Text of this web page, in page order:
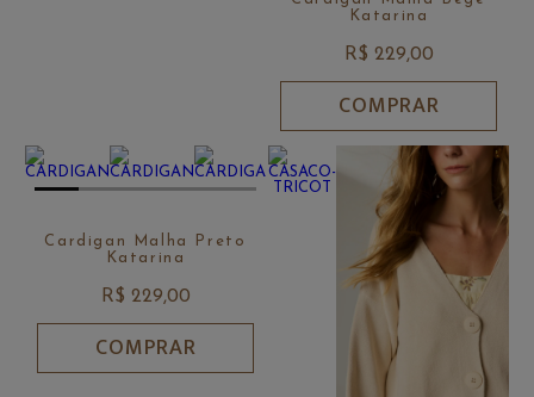
Katarina
R$ 229,00
COMPRAR
Cardigan Malha Preto
Katarina
R$ 229,00
COMPRAR